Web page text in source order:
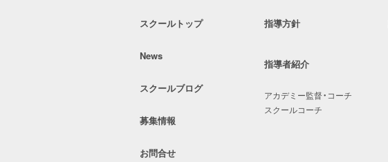
スクールトップ
News
スクールブログ
募集情報
お問合せ
指導方針
指導者紹介
アカデミー監督・コーチ
スクールコーチ